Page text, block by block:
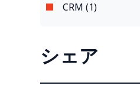
CRM (1)
シェア